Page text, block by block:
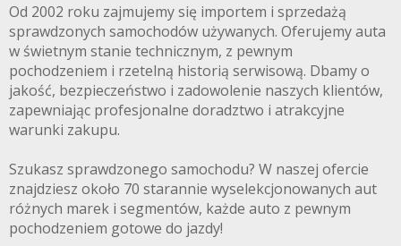
Od 2002 roku zajmujemy się importem i sprzedażą
sprawdzonych samochodów używanych. Oferujemy auta
w świetnym stanie technicznym, z pewnym
pochodzeniem i rzetelną historią serwisową. Dbamy o
jakość, bezpieczeństwo i zadowolenie naszych klientów,
zapewniając profesjonalne doradztwo i atrakcyjne
warunki zakupu.
Szukasz sprawdzonego samochodu? W naszej ofercie
znajdziesz około 70 starannie wyselekcjonowanych aut
różnych marek i segmentów, każde auto z pewnym
pochodzeniem gotowe do jazdy!